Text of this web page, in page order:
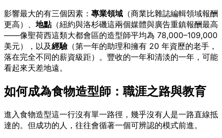
影響最大的有三個因素： 專業領域 （商業比雜誌編輯領域報酬
更高）、 地點（紐約與洛杉磯這兩個媒體與廣告重鎮報酬最高
——像聖荷西這類大都會區的造型師平均為 78,000–109,000
美元），以及經驗（第一年的助理和擁有 20 年資歷的老手，
落在完全不同的薪資級距）。豐收的一年和清淡的一年，可能
看起來天差地遠。
如何成為食物造型師：職涯之路與教育
進入食物造型這一行沒有單一路徑，幾乎沒有人是一路直線抵
達的。但成功的人，往往會循著一個可辨認的模式前進。